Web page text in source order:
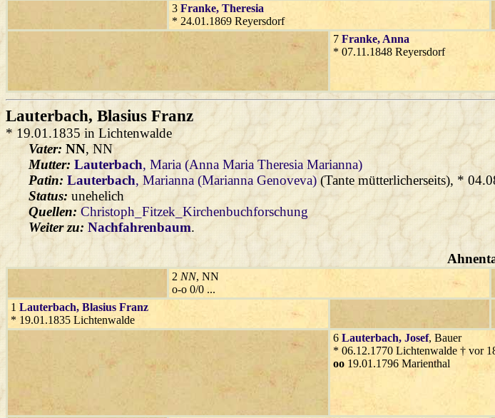
3 Franke, Theresia
* 24.01.1869 Reyersdorf
7 Franke, Anna
* 07.11.1848 Reyersdorf
Lauterbach, Blasius Franz
* 19.01.1835 in Lichtenwalde
Vater: NN, NN
Mutter: Lauterbach, Maria (Anna Maria Theresia Marianna)
Patin: Lauterbach, Marianna (Marianna Genoveva) (Tante mütterlicherseits), *
Status: unehelich
Quellen: Christoph_Fitzek_Kirchenbuchforschung
Weiter zu: Nachfahrenbaum.
2 NN, NN
o-o 0/0 ...
1 Lauterbach, Blasius Franz
* 19.01.1835 Lichtenwalde
6 Lauterbach, Josef, Bauer
* 06.12.1770 Lichtenwalde † vor
oo 19.01.1796 Marienthal